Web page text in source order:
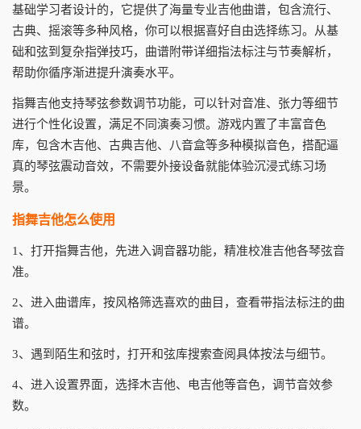
基础学习者设计的，它提供了海量专业吉他曲谱，包含流行、
古典、摇滚等多种风格，你可以根据喜好自由选择练习。从基
础和弦到复杂指弹技巧，曲谱附带详细指法标注与节奏解析，
帮助你循序渐进提升演奏水平。
指舞吉他支持琴弦参数调节功能，可以针对音准、张力等细节
进行个性化设置，满足不同演奏习惯。游戏内置了丰富音色
库，包含木吉他、古典吉他、八音盒等多种模拟音色，搭配逼
真的琴弦震动音效，不需要外接设备就能体验沉浸式练习场
景。
指舞吉他怎么使用
1、打开指舞吉他，先进入调音器功能，精准校准吉他各琴弦音
准。
2、进入曲谱库，按风格筛选喜欢的曲目，查看带指法标注的曲
谱。
3、遇到陌生和弦时，打开和弦库搜索查阅具体按法与细节。
4、进入设置界面，选择木吉他、电吉他等音色，调节音效参
数。